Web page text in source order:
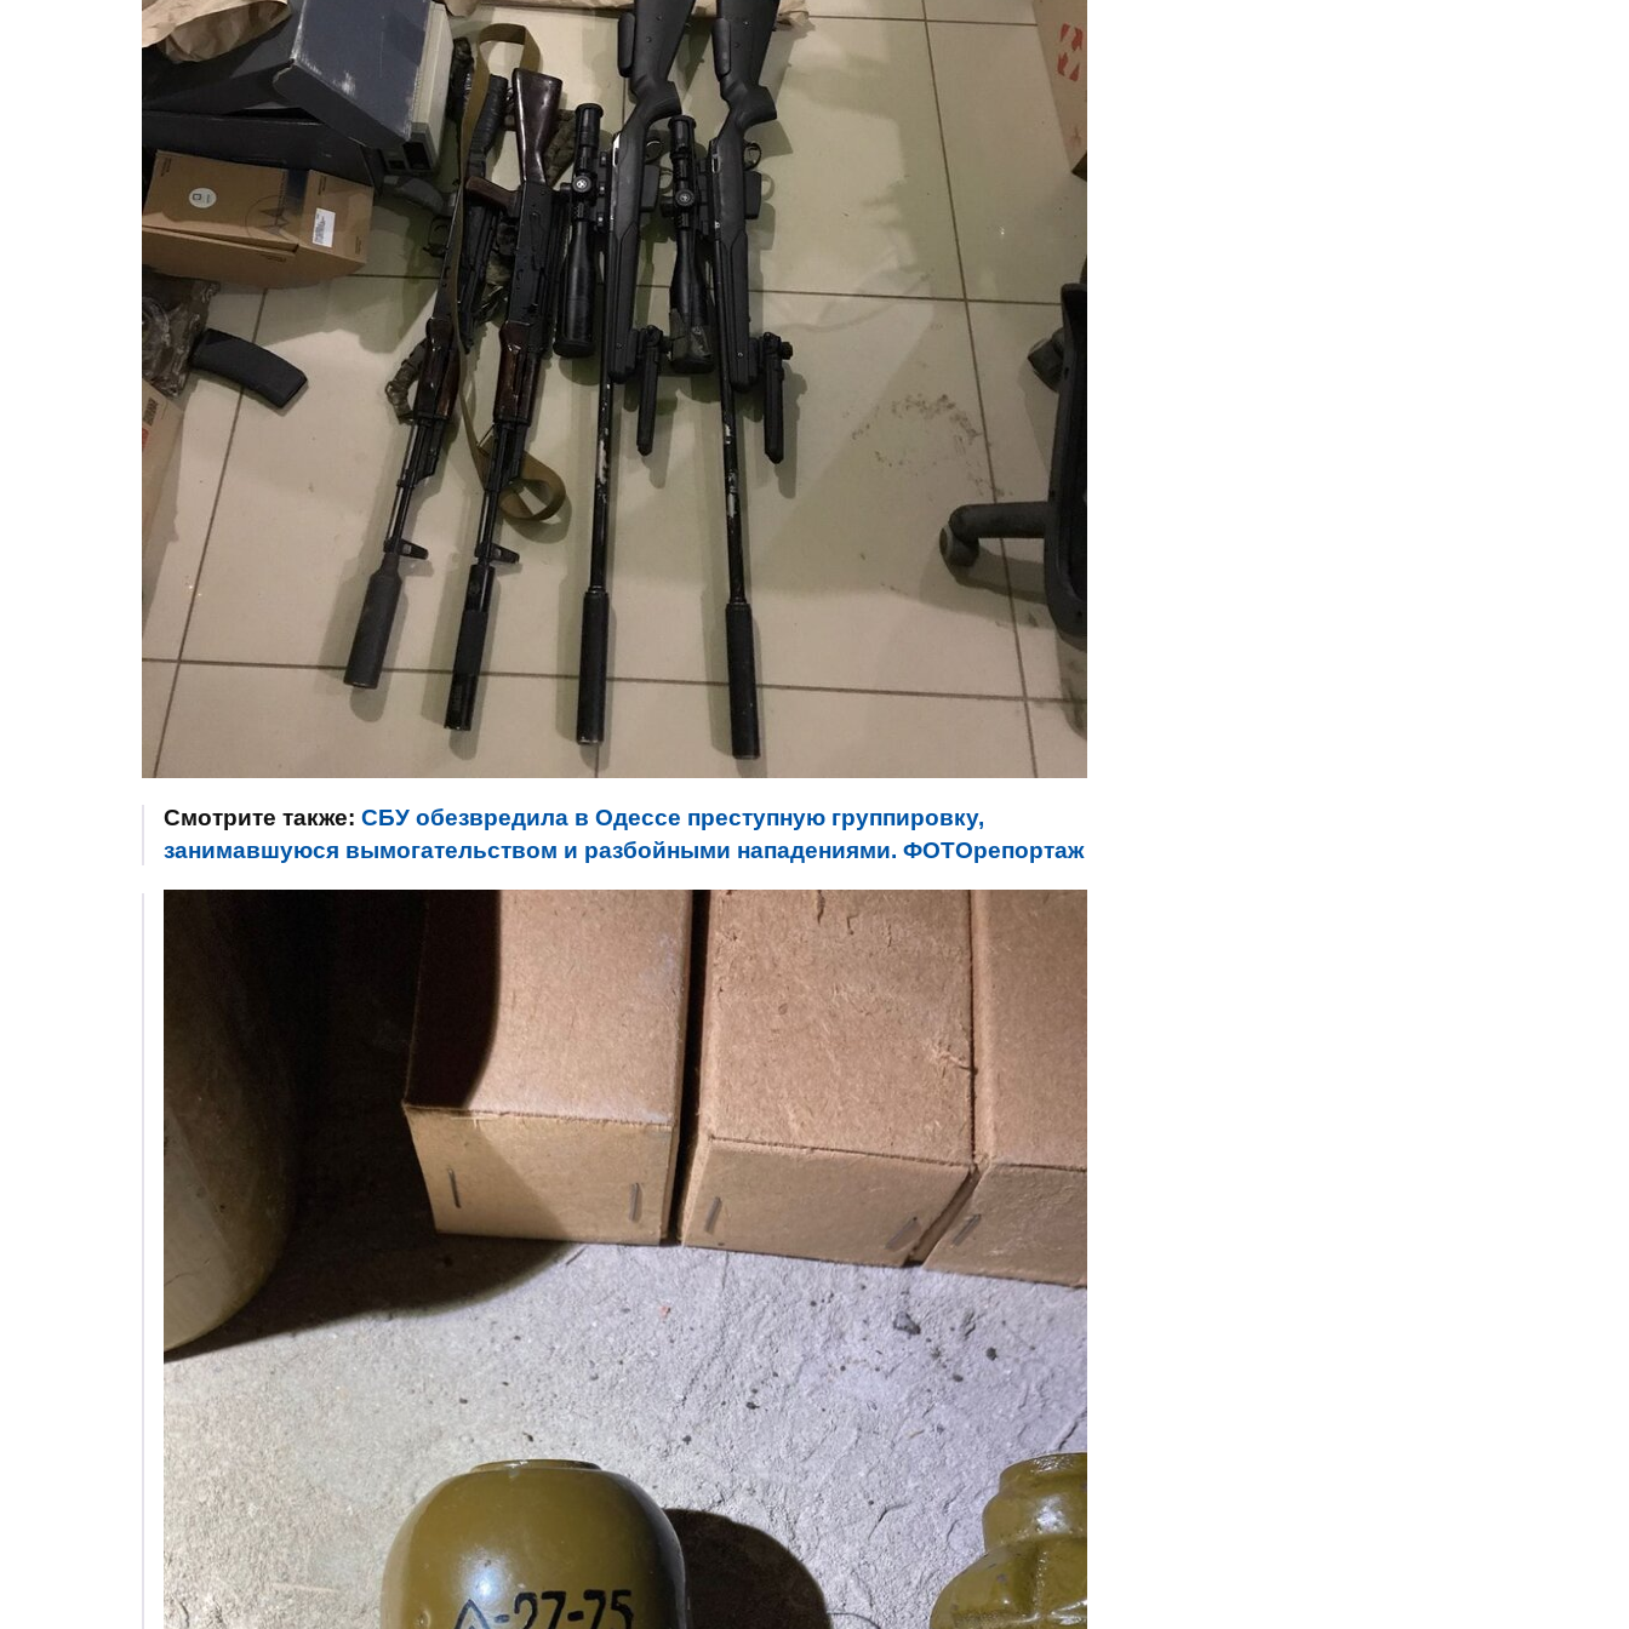
Смотрите также: СБУ обезвредила в Одессе преступную группировку,
занимавшуюся вымогательством и разбойными нападениями. ФОТОрепортаж